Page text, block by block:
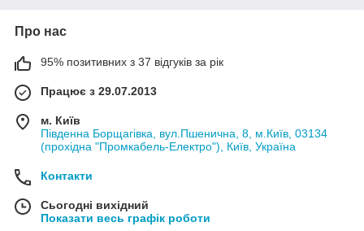
Про нас
95% позитивних з 37 відгуків за рік
Працює з 29.07.2013
м. Київ
Південна Борщагівка, вул.Пшенична, 8, м.Київ, 03134
(прохідна "Промкабель-Електро"), Київ, Україна
Контакти
Сьогодні вихідний
Показати весь графік роботи